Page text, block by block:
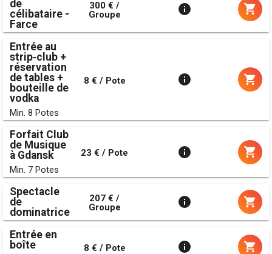
de
célibataire -
Farce
300 € /
Groupe
Entrée au
strip‑club +
réservation
de tables +
bouteille de
vodka
Min. 8 Potes
8 € / Pote
Forfait Club
de Musique
à Gdansk
Min. 7 Potes
23 € / Pote
Spectacle
de
dominatrice
207 € /
Groupe
Entrée en
boîte
8 € / Pote